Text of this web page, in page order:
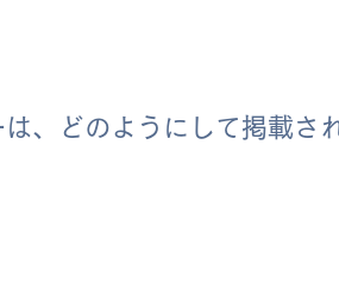
、どのようにして掲載さ